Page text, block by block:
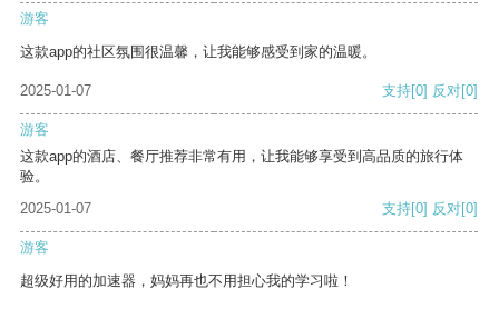
游客
这款app的社区氛围很温馨，让我能够感受到家的温暖。
2025-01-07 支持[0] 反对[0]
游客
这款app的酒店、餐厅推荐非常有用，让我能够享受到高品质的旅行体
验。
2025-01-07
支持[0] 反对[0]
游客
超级好用的加速器，妈妈再也不用担心我的学习啦！